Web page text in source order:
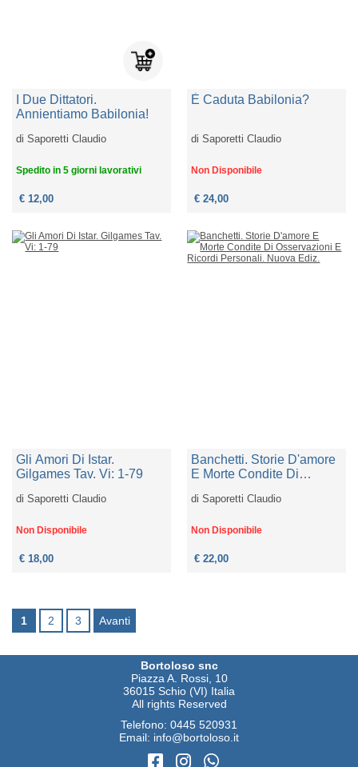
I Due Dittatori.
Annientiamo Babilonia!
diSaporetti Claudio
Spedito in 5 giorni lavorativi
€ 12,00
È Caduta Babilonia?
diSaporetti Claudio
Non Disponibile
€ 24,00
Gli Amori Di Istar.
Gilgames Tav. Vi: 1-79
diSaporetti Claudio
Non Disponibile
€ 18,00
Banchetti. Storie D'amore
E Morte Condite Di
Personali. Nuova Ediz.
diSaporetti Claudio
Non Disponibile
€ 22,00
1 2 3 Avanti
Bortoloso snc
Piazza A. Rossi, 10
36015 Schio (VI) Italia
All rights Reserved
Telefono: 0445 520931
Email: info@bortoloso.it